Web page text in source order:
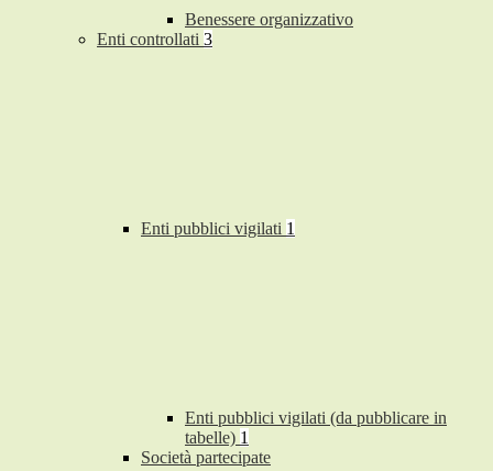
Benessere organizzativo
Enti controllati 3
Enti pubblici vigilati 1
Enti pubblici vigilati (da pubblicare in
tabelle) 1
Società partecipate